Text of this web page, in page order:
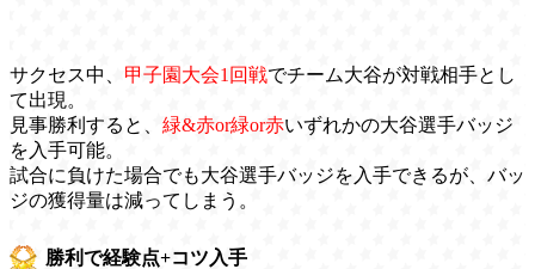
サクセス中、 甲子園大会1回戦でチーム大谷が対戦相手とし
て出現。
見事勝利すると、 緑&赤or緑or赤いずれかの大谷選手バッジ
を入手可能。
試合に負けた場合でも大谷選手バッジを入手できるが、バッ
ジの獲得量は減ってしまう。
勝利で経験点+コツ入手